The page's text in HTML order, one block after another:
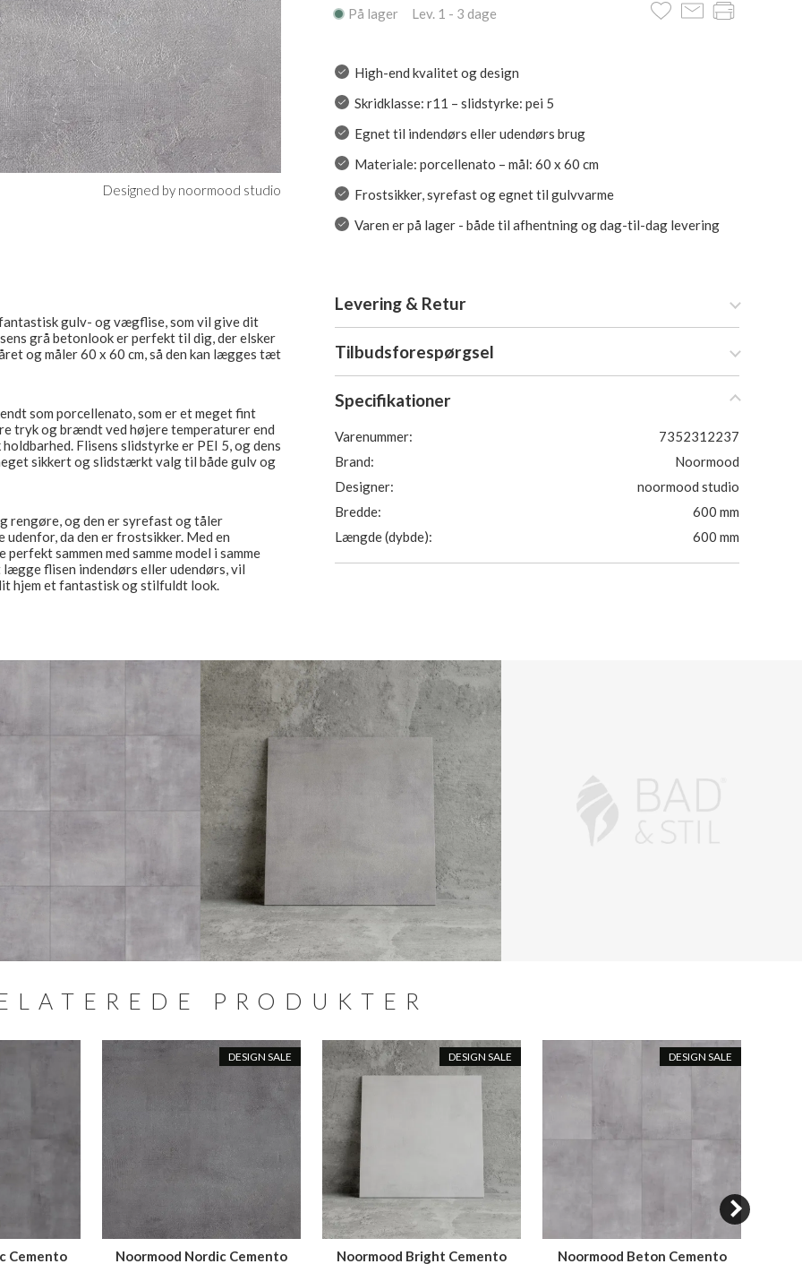
Designed by noormood studio
gulv- og vægflise, som vil give dit
grå betonlook er perfekt til dig, der elsker
og måler 60 x 60 cm, så den kan lægges tæt
som porcellenato, som er et meget fint
tryk og brændt ved højere temperaturer end
Flisens slidstyrke er PEI 5, og dens
sikkert og slidstærkt valg til både gulv og
rengøre, og den er syrefast og tåler
udenfor, da den er frostsikker. Med en
sammen med samme model i samme
flisen indendørs eller udendørs, vil
hjem et fantastisk og stilfuldt look.
På lager Lev. 1 - 3 dage
High-end kvalitet og design
Skridklasse: r11 – slidstyrke: pei 5
Egnet til indendørs eller udendørs brug
Materiale: porcellenato – mål: 60 x 60 cm
Frostsikker, syrefast og egnet til gulvvarme
Varen er på lager - både til afhentning og dag-til-dag levering
Levering & Retur
Tilbudsforespørgsel
Specifikationer
Varenummer:
7352312237
Brand:
Noormood
Designer:
noormood studio
Bredde:
600 mm
Længde (dybde):
600 mm
PRODUKTER
Cemento
DESIGN SALE
Noormood Nordic Cemento
DESIGN SALE
Noormood Bright Cemento
DESIGN SALE
Noormood Beton Cemento